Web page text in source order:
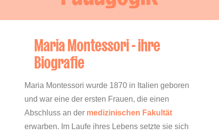
Maria Montessori - ihre
Biografie
Maria Montessori wurde 1870 in Italien geboren
und war eine der ersten Frauen, die einen
Abschluss an der medizinischen Fakultät
erwarben. Im Laufe ihres Lebens setzte sie sich